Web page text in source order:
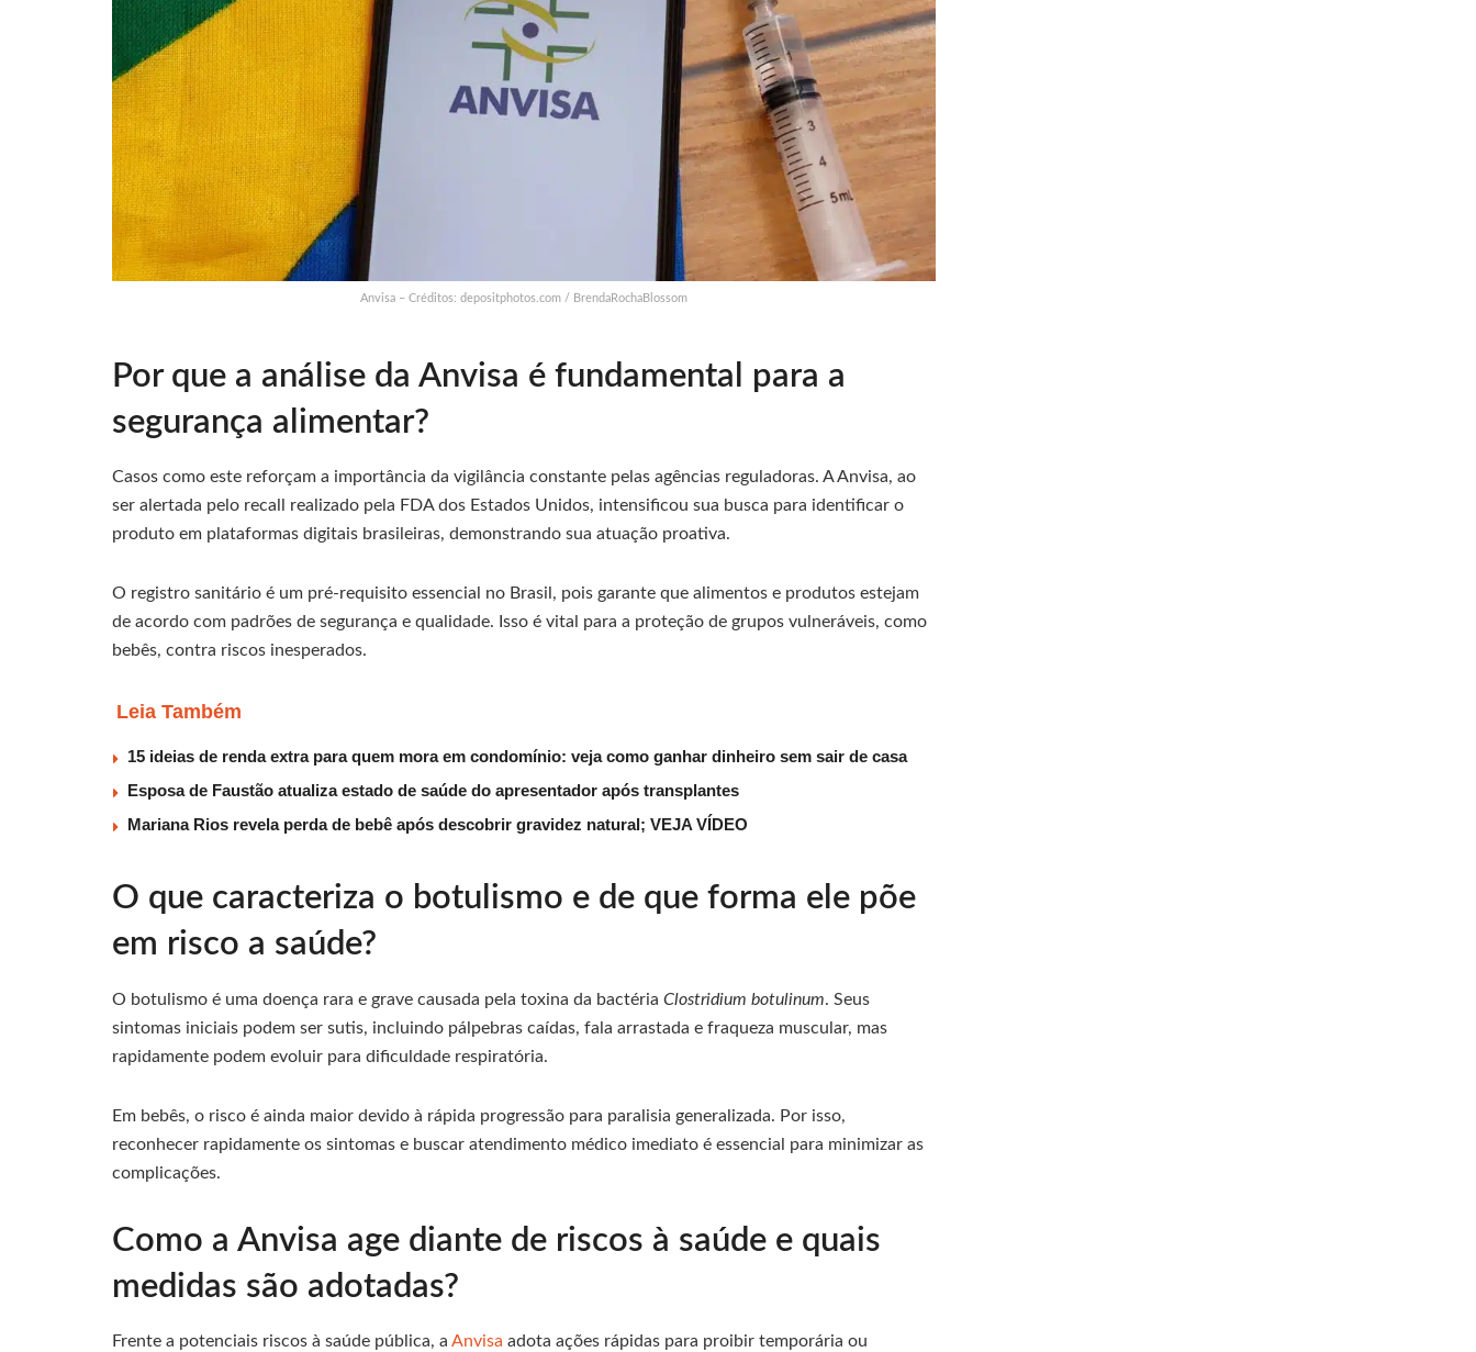
Anvisa – Créditos: depositphotos.com / BrendaRochaBlossom
Por que a análise da Anvisa é fundamental para a
segurança alimentar?
Casos como este reforçam a importância da vigilância constante pelas agências reguladoras. A Anvisa, ao
ser alertada pelo recall realizado pela FDA dos Estados Unidos, intensificou sua busca para identificar o
produto em plataformas digitais brasileiras, demonstrando sua atuação proativa.
O registro sanitário é um pré-requisito essencial no Brasil, pois garante que alimentos e produtos estejam
de acordo com padrões de segurança e qualidade. Isso é vital para a proteção de grupos vulneráveis, como
bebês, contra riscos inesperados.
Leia Também
15 ideias de renda extra para quem mora em condomínio: veja como ganhar dinheiro sem sair de casa
Esposa de Faustão atualiza estado de saúde do apresentador após transplantes
Mariana Rios revela perda de bebê após descobrir gravidez natural; VEJA VÍDEO
O que caracteriza o botulismo e de que forma ele põe
em risco a saúde?
O botulismo é uma doença rara e grave causada pela toxina da bactéria Clostridium botulinum. Seus
sintomas iniciais podem ser sutis, incluindo pálpebras caídas, fala arrastada e fraqueza muscular, mas
rapidamente podem evoluir para dificuldade respiratória.
Em bebês, o risco é ainda maior devido à rápida progressão para paralisia generalizada. Por isso,
reconhecer rapidamente os sintomas e buscar atendimento médico imediato é essencial para minimizar as
complicações.
Como a Anvisa age diante de riscos à saúde e quais
medidas são adotadas?
Frente a potenciais riscos à saúde pública, a Anvisa adota ações rápidas para proibir temporária ou